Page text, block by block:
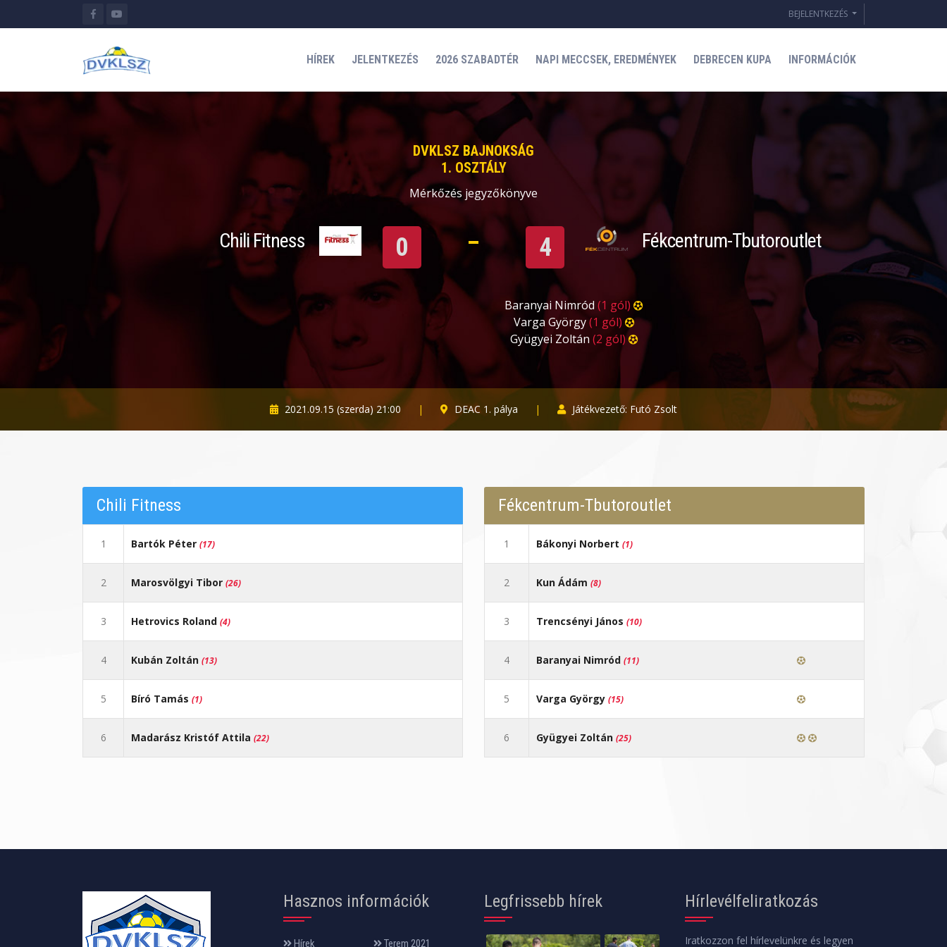
BEJELENTKEZÉS
HÍREK JELENTKEZÉS 2026 SZABADTÉR NAPI MECCSEK, EREDMÉNYEK DEBRECEN KUPA INFORMÁCIÓK
DVKLSZ BAJNOKSÁG
1. OSZTÁLY
Mérkőzés jegyzőkönyve
Chili Fitness 0 4 Fékcentrum-Tbutoroutlet
Baranyai Nimród (1 gól)
Varga György(1 gól)
Gyügyei Zoltán (2 gól)
2021.09.15 (szerda) 21:00 | DEAC 1. pálya | Játékvezető: Futó Zsolt
Chili Fitness
1 Bartók Péter (17)
2 Marosvölgyi Tibor (26)
3 Hetrovics Roland (4)
4 Kubán Zoltán (13)
5 Bíró Tamás (1)
6 Madarász Kristóf Attila (22)
Fékcentrum-Tbutoroutlet
1 Bákonyi Norbert (1)
2 Kun Ádám (8)
3 Trencsényi János (10)
4 Baranyai Nimród (11)
5 Varga György (15)
6 Gyügyei Zoltán (25)
Hasznos információk
Hírek Terem 2021
Legfrissebb hírek Hírlevélfeliratkozás
Iratkozzon fel hírlevelünkre és legyen